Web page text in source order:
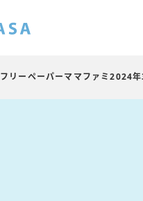
フリーペーパーママファミ2024